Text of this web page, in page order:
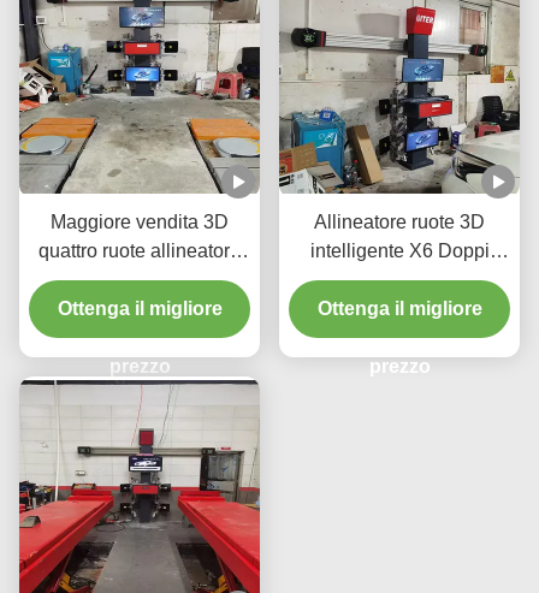
Maggiore vendita 3D
quattro ruote allineatore
attrezzature da garage
macchina di allineamento
auto ruote allineamento
macchina di riparazione
Ottenga il migliore
prezzo
Allineatore ruote 3D
intelligente X6 Doppi
schermi Monitoraggio in
tempo reale e imaging 3D
ad alta precisione per un
allineamento perfetto
Ottenga il migliore
prezzo